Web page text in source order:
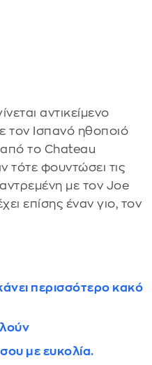
αντικείμενο
τον Ισπανό ηθοποιό
το Chateau
τότε φουντώσει τις
με τον Joe
επίσης έναν γιο, τον
περισσότερο κακό
με ευκολία.